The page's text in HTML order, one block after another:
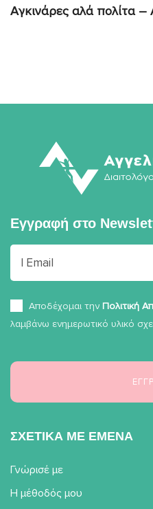
Αγκινάρες αλά πολίτα –
Εγγραφή στο
Αποδέχομαι την Πολιτική
λαμβάνω ενημερωτικό υλικό
ΣΧΕΤΙΚΑ ΜΕ ΕΜΕΝΑ
Γνώρισέ με
Η μέθοδός μου